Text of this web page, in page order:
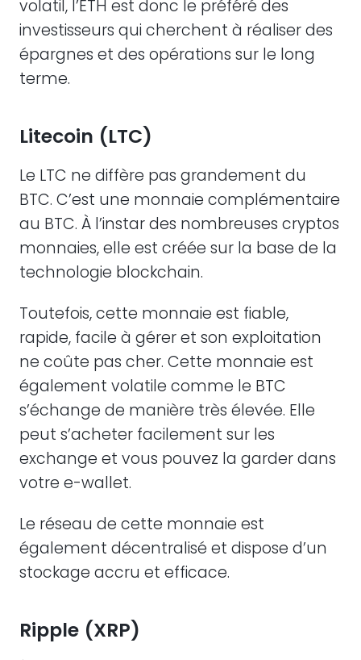
volatil, l’ETH est donc le préféré des
investisseurs qui cherchent à réaliser des
épargnes et des opérations sur le long
terme.
Litecoin (LTC)
Le LTC ne diffère pas grandement du
BTC. C’est une monnaie complémentaire
au BTC. À l’instar des nombreuses cryptos
monnaies, elle est créée sur la base de la
technologie blockchain.
Toutefois, cette monnaie est fiable,
rapide, facile à gérer et son exploitation
ne coûte pas cher. Cette monnaie est
également volatile comme le BTC
s’échange de manière très élevée. Elle
peut s’acheter facilement sur les
exchange et vous pouvez la garder dans
votre e-wallet.
Le réseau de cette monnaie est
également décentralisé et dispose d’un
stockage accru et efficace.
Ripple (XRP)